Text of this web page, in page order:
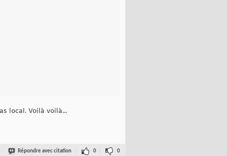
local. Voilà voilà...
Répondre avec citation 0 0